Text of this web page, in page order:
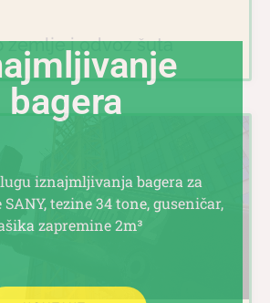
zemlje i odvoz šuta
bagera
iznajmljivanja bagera za
tezine 34 tone, guseničar,
zapremine 2m³